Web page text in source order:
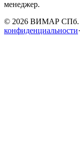
менеджер.
© 2026 ВИМАР СПб.
конфиденциальности·